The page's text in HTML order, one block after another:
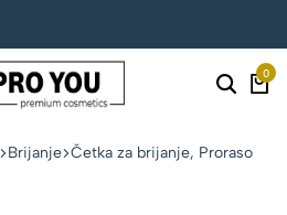
0
Brijanje Četka za brijanje, Proraso